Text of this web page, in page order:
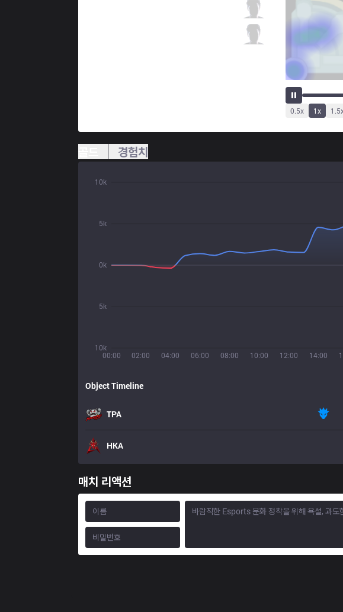
0.5x 1x 1.5
경험치
00:00 02:00 04:00 06:00 08:00 10:00 12:00 14:00
10k
5k
0k
5k
10k
Object Timeline
TPA
HKA
매치 리액션